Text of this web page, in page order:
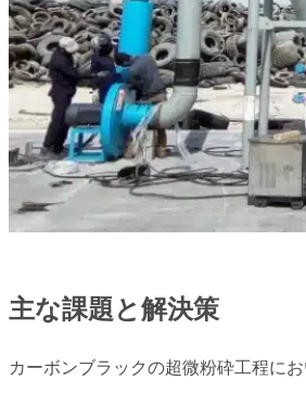
主な課題と解決策
カーボンブラックの超微粉砕工程に